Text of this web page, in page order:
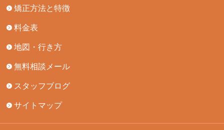
矯正方法と特徴
料金表
地図・行き方
無料相談メール
スタッフブログ
サイトマップ